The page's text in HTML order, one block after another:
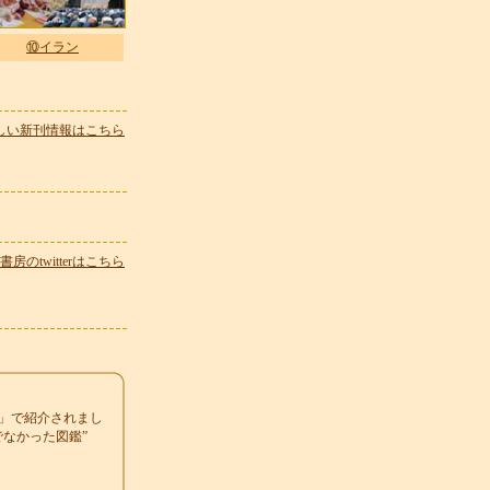
⑩イラン
い新刊情報はこちら
房のtwitterはこちら
で紹介されまし
かった図鑑”